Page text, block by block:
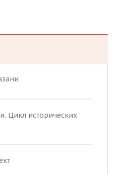
Цикл исторических